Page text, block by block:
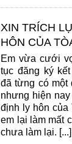
XIN TRÍCH
HÔN CỦA
Em vừa cưới
tục đăng ký
đã từng có một
nhưng hiện
định ly hôn của
em lại làm mất
chưa làm lại. [...]